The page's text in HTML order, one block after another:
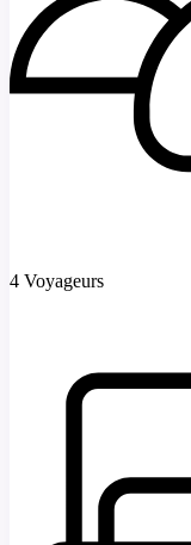
4 Voyageurs